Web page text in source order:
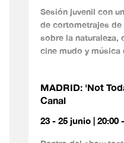
Sesión juvenil con
de cortometrajes de
sobre la naturaleza,
cine mudo y música
MADRID: 'Not
Canal
23 - 25 junio | 20:00